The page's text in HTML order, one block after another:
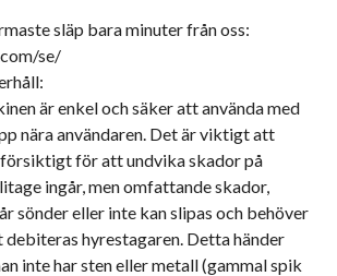
släp bara minuter från oss:
se/
är enkel och säker att använda med
nära användaren. Det är viktigt att
försiktigt för att undvika skador på
ingår, men omfattande skador,
sönder eller inte kan slipas och behöver
hyrestagaren. Detta händer
inte har sten eller metall (gammal spik